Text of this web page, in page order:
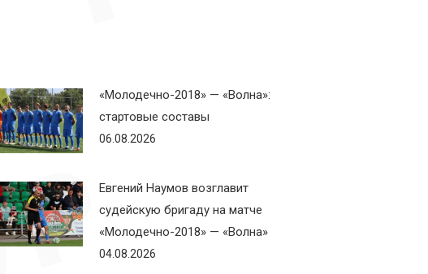
«Молодечно-2018» — «Волна»:
стартовые составы
06.08.2026
Евгений Наумов возглавит
судейскую бригаду на матче
«Молодечно-2018» — «Волна»
04.08.2026